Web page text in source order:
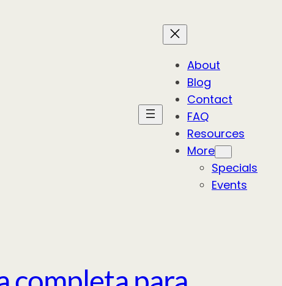
About
Blog
Contact
FAQ
Resources
More
Specials
Events